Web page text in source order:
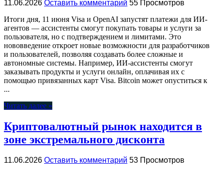
11.06.2026 Оставить комментарий 55 Просмотров
Итоги дня, 11 июня Visa и OpenAI запустят платежи для ИИ-
агентов — ассистенты смогут покупать товары и услуги за
пользователя, но с подтверждением и лимитами. Это
нововведение откроет новые возможности для разработчиков
и пользователей, позволяя создавать более сложные и
автономные системы. Например, ИИ-ассистенты смогут
заказывать продукты и услуги онлайн, оплачивая их с
помощью привязанных карт Visa. Bitcoin может опуститься к
...
Читать далее »
Криптовалютный рынок находится в
зоне экстремального дисконта
11.06.2026 Оставить комментарий 53 Просмотров